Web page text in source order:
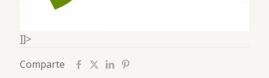
]]>
Comparte